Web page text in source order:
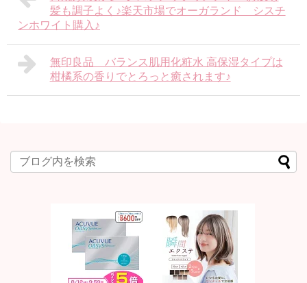
髪も調子よく♪楽天市場でオーガランド シスチ
ンホワイト購入♪
無印良品 バランス肌用化粧水 高保湿タイプは
柑橘系の香りでとろっと癒されます♪